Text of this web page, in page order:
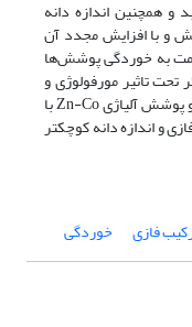
و همچنین اندازه دانه
و با افزایش مجدد آن
به خوردگی پوشش‌ها
تاثیر مورفولوژی و
ترکیب فازی پوشش‌های رسوب کرده ‌است و پوشش آلیاژی Zn-Co با
و اندازه دانه کوچکتر
فازی خوردگی